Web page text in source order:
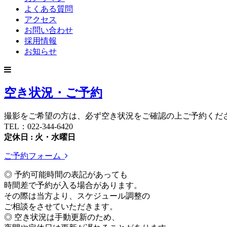
よくある質問
アクセス
お問い合わせ
採用情報
お知らせ
空き状況・ご予約
撮影をご希望の方は、必ず空き状況をご確認の上ご予約くだ
TEL：022-344-6420
定休日 : 火・水曜日
ご予約フォーム
◎ 予約可能時間の表記があっても
時間差で予約が入る場合があります。
その際は当方より、スケジュール調整の
ご相談をさせていただきます。
◎ 空き状況は手動更新のため、